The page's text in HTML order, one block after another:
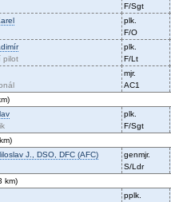
F/Sgt
plk.
F/O
pilot
plk.
F/Lt
mjr.
AC1
plk.
F/Sgt
J., DSO, DFC (AFC)
genmjr.
S/Ldr
km)
pplk.